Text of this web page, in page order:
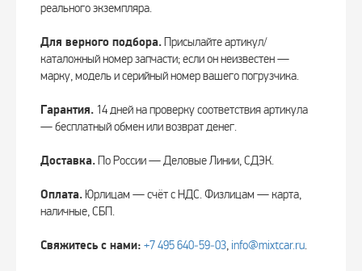
реального экземпляра.
Для верного подбора.Присылайте артикул/
каталожный номер запчасти; если он неизвестен —
марку, модель и серийный номер вашего погрузчика.
Гарантия. 14 дней на проверку соответствия артикула
— бесплатный обмен или возврат денег.
Доставка.По России — Деловые Линии, СДЭК.
Оплата. Юрлицам — счёт с НДС. Физлицам — карта,
наличные, СБП.
Свяжитесь с нами: +7 495 640‑59‑03, info@mixtcar.ru.